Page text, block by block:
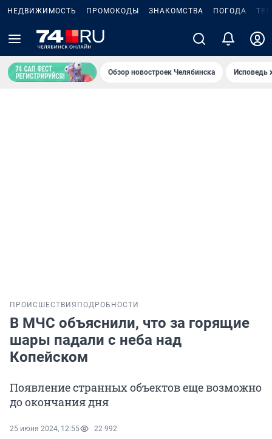
НЕДВИЖИМОСТЬ ПРОМОКОДЫ ЗНАКОМСТВА ПОГОДА
Обзор новостроек Челябинска Исповедь
ПРОИСШЕСТВИЯ ПОДРОБНОСТИ
В МЧС объяснили, что за горящие
шары падали с неба над
Копейском
Появление странных объектов еще возможно
до окончания дня
25 июня 2024, 12:55 22 992